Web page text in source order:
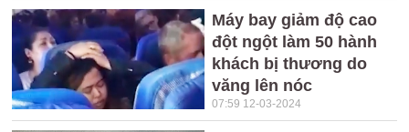
Máy bay giảm độ cao
đột ngột làm 50 hành
khách bị thương do
văng lên nóc
07:59 12-03-2024